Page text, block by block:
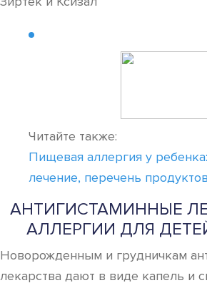
Читайте также:
Пищевая аллергия у
лечение, перечень
АНТИГИСТАМИННЫЕ
АЛЛЕРГИИ ДЛЯ
Новорожденным и грудничкам
лекарства дают в виде капель и